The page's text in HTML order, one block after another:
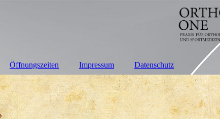
Öffnungszeiten Impressum Datenschutz